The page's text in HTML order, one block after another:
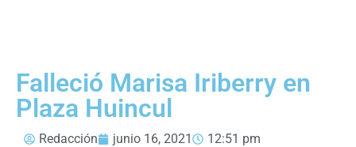
Falleció Marisa Iriberry en
Plaza Huincul
Redacción junio 16, 2021 12:51 pm